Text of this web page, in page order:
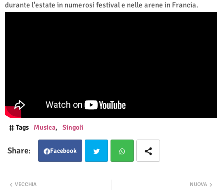
durante l'estate in numerosi festival e nelle arene in Francia.
Tags Musica Singoli
Facebook
NUOVA
VECCHIA